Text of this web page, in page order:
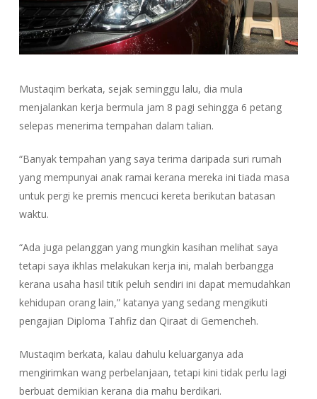
Mustaqim berkata, sejak seminggu lalu, dia mula
menjalankan kerja bermula jam 8 pagi sehingga 6 petang
selepas menerima tempahan dalam talian.
“Banyak tempahan yang saya terima daripada suri rumah
yang mempunyai anak ramai kerana mereka ini tiada masa
untuk pergi ke premis mencuci kereta berikutan batasan
waktu.
“Ada juga pelanggan yang mungkin kasihan melihat saya
tetapi saya ikhlas melakukan kerja ini, malah berbangga
kerana usaha hasil titik peluh sendiri ini dapat memudahkan
kehidupan orang lain,” katanya yang sedang mengikuti
pengajian Diploma Tahfiz dan Qiraat di Gemencheh.
Mustaqim berkata, kalau dahulu keluarganya ada
mengirimkan wang perbelanjaan, tetapi kini tidak perlu lagi
berbuat demikian kerana dia mahu berdikari.